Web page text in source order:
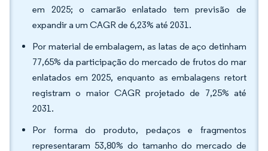
em 2025; o camarão enlatado tem previsão de
expandir a um CAGR de 6,23% até 2031.
Por material de embalagem, as latas de aço detinham
77,65% da participação do mercado de frutos do mar
enlatados em 2025, enquanto as embalagens retort
registram o maior CAGR projetado de 7,25% até
2031.
Por forma do produto, pedaços e fragmentos
representaram 53,80% do tamanho do mercado de